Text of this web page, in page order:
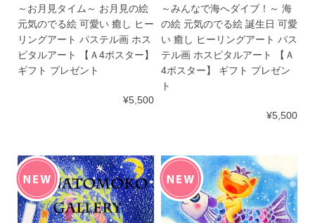
～お月見タイム～ お月見の絵
元気のでる絵 可愛い 癒し ヒー
リングアート パステル画 ホス
ピタルアート 【Ａ4ポスター】
ギフト プレゼント
¥5,500
～みんなで海へダイブ！～ 海
の絵 元気のでる絵 誕生日 可愛
い 癒し ヒーリングアート パス
テル画 ホスピタルアート 【Ａ
4ポスター】 ギフト プレゼン
ト
¥5,500